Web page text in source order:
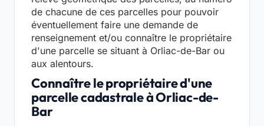
de chacune de ces parcelles pour pouvoir
éventuellement faire une demande de
renseignement et/ou connaître le propriétaire
d'une parcelle se situant à Orliac-de-Bar ou
aux alentours.
Connaître le propriétaire d'une
parcelle cadastrale à Orliac-de-
Bar